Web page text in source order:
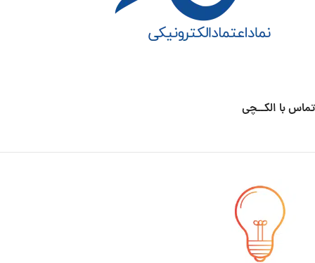
تماس با الکــچی